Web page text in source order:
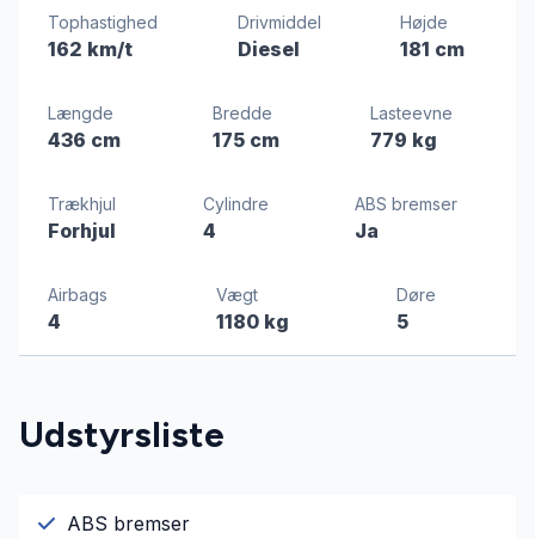
Tophastighed
162 km/t
Drivmiddel
Diesel
Højde
181 cm
Længde
436 cm
Bredde
175 cm
Lasteevne
779 kg
Trækhjul
Forhjul
Cylindre
4
ABS bremser
Ja
Airbags
4
Vægt
1180 kg
Døre
5
Udstyrsliste
ABS bremser